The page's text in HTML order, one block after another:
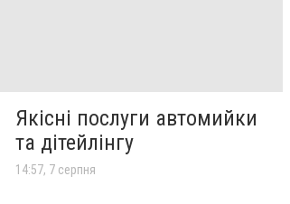
Якісні послуги автомийки
та дітейлінгу
14:57, 7 серпня